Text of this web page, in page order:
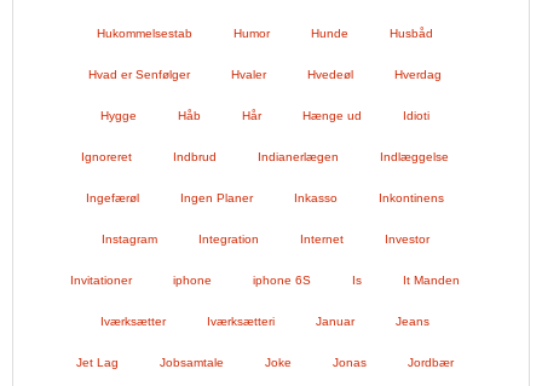
Hukommelsestab Humor Hunde Husbåd
Hvad er Senfølger Hvaler Hvedeøl Hverdag
Hygge Håb Hår Hænge ud Idioti
Ignoreret Indbrud Indianerlægen Indlæggelse
Ingefærøl Ingen Planer Inkasso Inkontinens
Instagram Integration Internet Investor
Invitationer iphone iphone 6S Is It Manden
Iværksætter Iværksætteri Januar Jeans
Jet Lag Jobsamtale Joke Jonas Jordbær